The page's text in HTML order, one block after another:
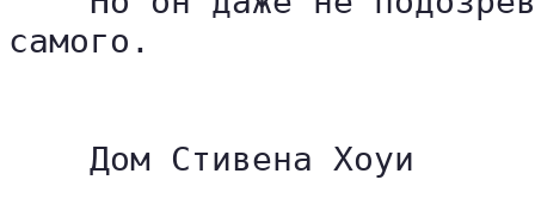
самого.
    Дом Стивена Хоуи